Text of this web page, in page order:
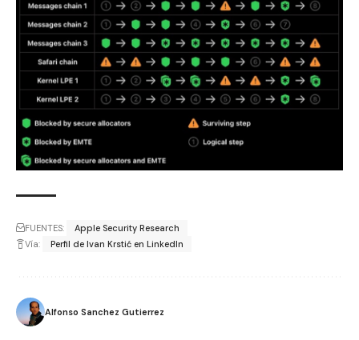
FUENTES:
Apple Security Research
Vía:
Perfil de Ivan Krstić en LinkedIn
Alfonso Sanchez Gutierrez